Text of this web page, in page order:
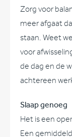
Zorg voor
meer afgaat
staan. Weet
voor
de dag en de
achtereen
Slaap genoeg
Het is een
Een